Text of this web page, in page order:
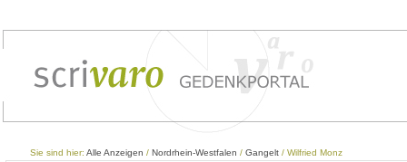
Sie sind hier: Alle Anzeigen / Nordrhein-Westfalen / Gangelt / Wilfried Monz